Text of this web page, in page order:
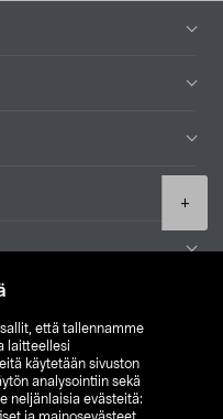
sallit, että tallennamme
laitteellesi
käytetään sivuston
analysointiin sekä
neljänlaisia evästeitä:
+
FI